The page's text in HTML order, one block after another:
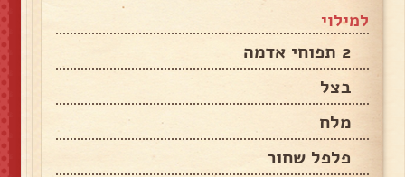
למילוי
2 תפוחי אדמה
בצל
מלח
פלפל שחור